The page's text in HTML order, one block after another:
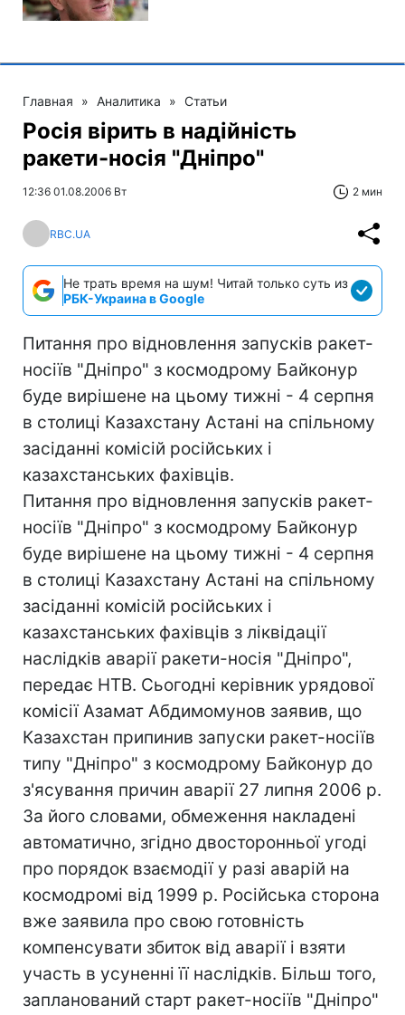
Главная » Аналитика » Статьи
Росія вірить в надійність
ракети-носія "Дніпро"
12:36 01.08.2006 Вт 2 мин
RBC.UA
Не трать время на шум! Читай только суть из
РБК-Украина в Google
Питання про відновлення запусків ракет-
носіїв "Дніпро" з космодрому Байконур
буде вирішене на цьому тижні - 4 серпня
в столиці Казахстану Астані на спільному
засіданні комісій російських і
казахстанських фахівців.
Питання про відновлення запусків ракет-
носіїв "Дніпро" з космодрому Байконур
буде вирішене на цьому тижні - 4 серпня
в столиці Казахстану Астані на спільному
засіданні комісій російських і
казахстанських фахівців з ліквідації
наслідків аварії ракети-носія "Дніпро",
передає НТВ. Сьогодні керівник урядової
комісії Азамат Абдимомунов заявив, що
Казахстан припинив запуски ракет-носіїв
типу "Дніпро" з космодрому Байконур до
з'ясування причин аварії 27 липня 2006 р.
За його словами, обмеження накладені
автоматично, згідно двосторонньої угоді
про порядок взаємодії у разі аварій на
космодромі від 1999 р. Російська сторона
вже заявила про свою готовність
компенсувати збиток від аварії і взяти
участь в усуненні її наслідків. Більш того,
запланований старт ракет-носіїв "Дніпро"